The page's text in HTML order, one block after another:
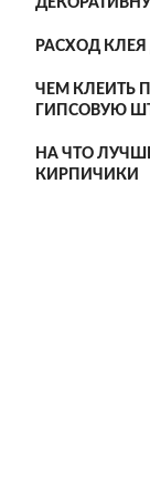
РАСХОД КЛЕЯ
ЧЕМ КЛЕИТЬ
ГИПСОВУЮ
НА ЧТО
КИРПИЧИКИ